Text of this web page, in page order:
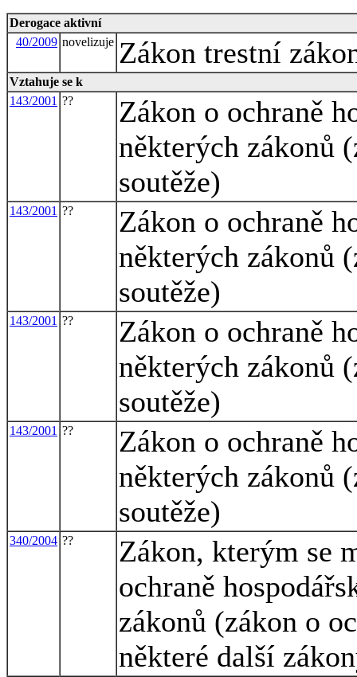
Derogace aktivní
40/2009 novelizuje Zákon trestní
Vztahuje se k
143/2001 ??
Zákon o ochraně
některých zákonů
soutěže)
143/2001 ??
Zákon o ochraně
některých zákonů
soutěže)
143/2001 ??
Zákon o ochraně
některých zákonů
soutěže)
143/2001 ??
Zákon o ochraně
některých zákonů
soutěže)
340/2004 ??
Zákon, kterým se
ochraně
zákonů (zákon o
některé další